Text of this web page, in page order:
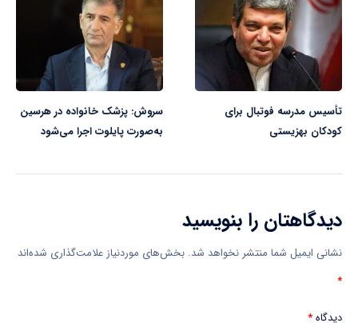
تأسیس مدرسه فوتبال برای
کودکان بهزیستی
سروش: پزشک خانواده در هرسین
به‌صورت پایلوت اجرا می‌شود
دیدگاهتان را بنویسید
نشانی ایمیل شما منتشر نخواهد شد. بخش‌های موردنیاز علامت‌گذاری شده‌اند
*
دیدگاه*